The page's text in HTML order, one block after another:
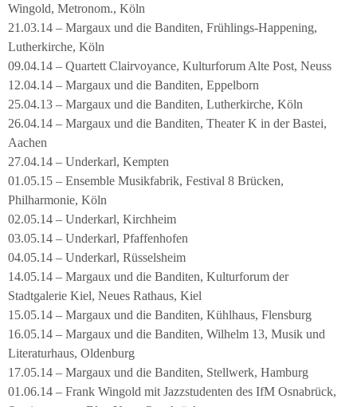
Wingold, Metronom., Köln
21.03.14 – Margaux und die Banditen, Frühlings-Happening,
Lutherkirche, Köln
09.04.14 – Quartett Clairvoyance, Kulturforum Alte Post, Neuss
12.04.14 – Margaux und die Banditen, Eppelborn
25.04.13 – Margaux und die Banditen, Lutherkirche, Köln
26.04.14 – Margaux und die Banditen, Theater K in der Bastei,
Aachen
27.04.14 – Underkarl, Kempten
01.05.15 – Ensemble Musikfabrik, Festival 8 Brücken,
Philharmonie, Köln
02.05.14 – Underkarl, Kirchheim
03.05.14 – Underkarl, Pfaffenhofen
04.05.14 – Underkarl, Rüsselsheim
14.05.14 – Margaux und die Banditen, Kulturforum der
Stadtgalerie Kiel, Neues Rathaus, Kiel
15.05.14 – Margaux und die Banditen, Kühlhaus, Flensburg
16.05.14 – Margaux und die Banditen, Wilhelm 13, Musik und
Literaturhaus, Oldenburg
17.05.14 – Margaux und die Banditen, Stellwerk, Hamburg
01.06.14 – Frank Wingold mit Jazzstudenten des IfM Osnabrück,